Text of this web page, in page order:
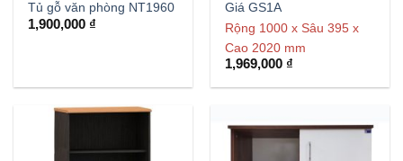
Tủ gỗ văn phòng NT1960
1,900,000 ₫
Giá GS1A
Rộng 1000 x Sâu 395 x
Cao 2020 mm
1,969,000 ₫